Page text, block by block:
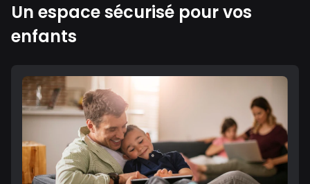
Un espace sécurisé pour vos
enfants